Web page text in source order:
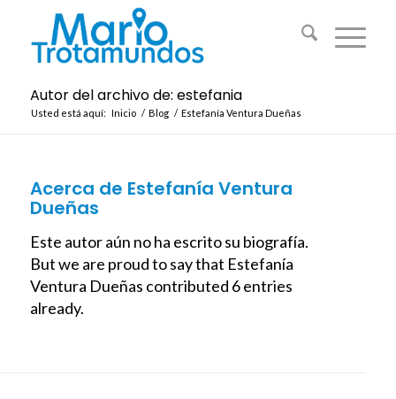
Autor del archivo de: estefania
Usted está aquí: Inicio / Blog / Estefanía Ventura Dueñas
Acerca de Estefanía Ventura
Dueñas
Este autor aún no ha escrito su biografía.
But we are proud to say that Estefanía
Ventura Dueñas contributed 6 entries
already.